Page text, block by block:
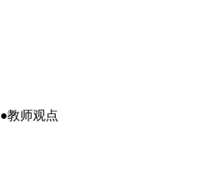
●教师观点